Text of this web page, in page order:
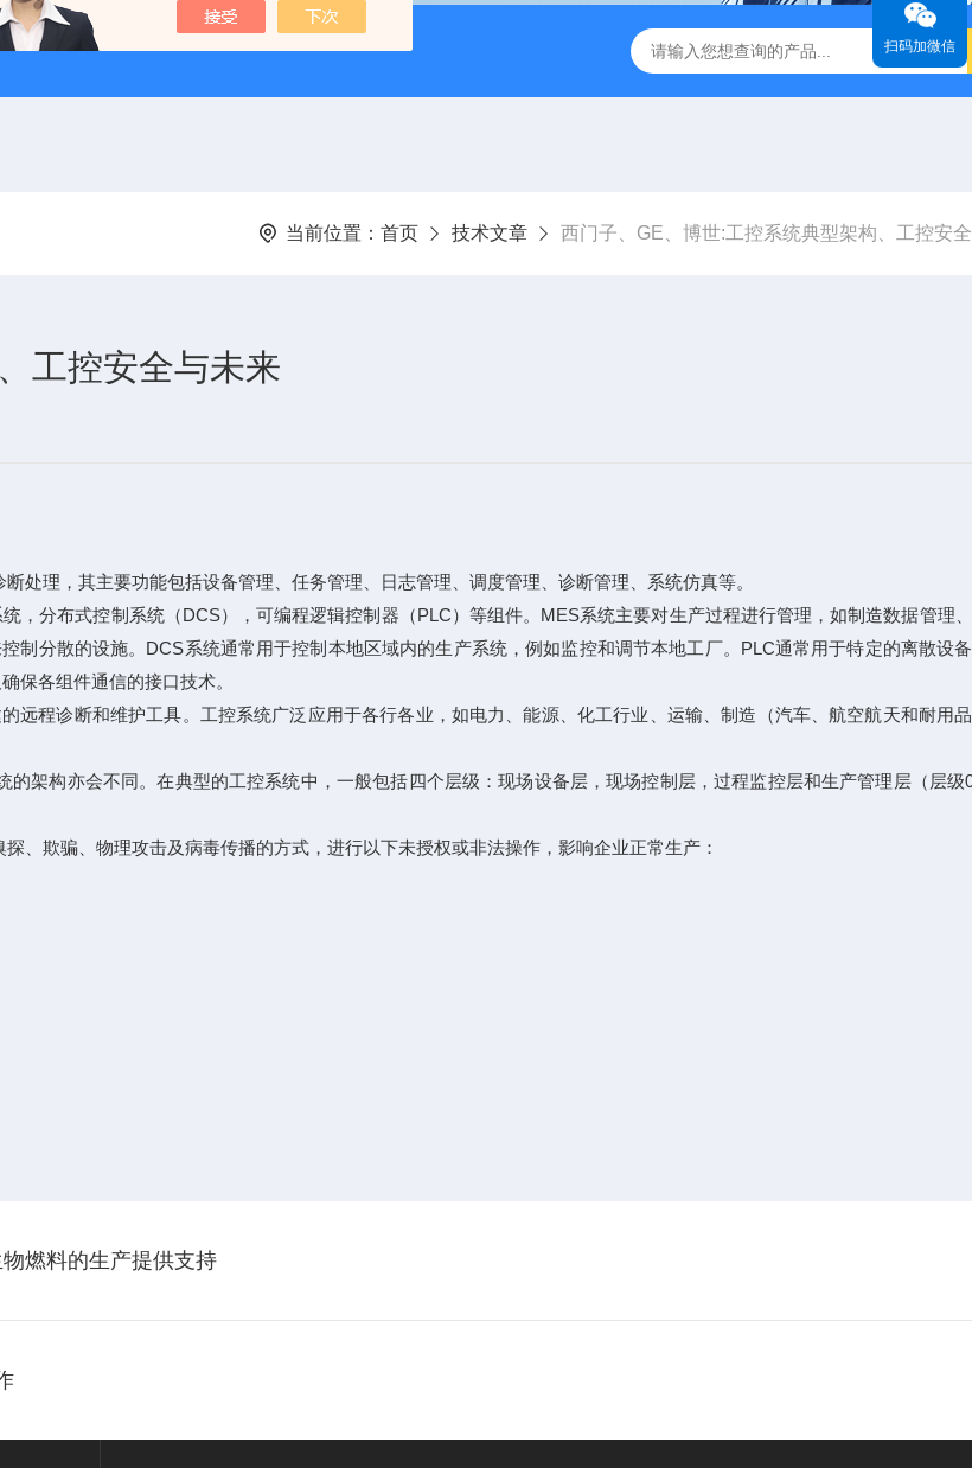
当前位置： 首页 技术文章 西门子、GE、博世:工控系统典型架构、工控安
工控安全与未来
处理，其主要功能包括设备管理、任务管理、日志管理、调度管理、诊断管理、系统仿真等。
，分布式控制系统（DCS），可编程逻辑控制器（PLC）等组件。MES系统主要对生产过程进行管理，如制造数据管理
制分散的设施。DCS系统通常用于控制本地区域内的生产系统，例如监控和调节本地工厂。PLC通常用于特定的离散设
保各组件通信的接口技术。
远程诊断和维护工具。工控系统广泛应用于各行各业，如电力、能源、化工行业、运输、制造（汽车、航空航天和耐用
架构亦会不同。在典型的工控系统中，一般包括四个层级：现场设备层，现场控制层，过程监控层和生产管理层（层级
、欺骗、物理攻击及病毒传播的方式，进行以下未授权或非法操作，影响企业正常生产：
燃料的生产提供支持
扫码加微信